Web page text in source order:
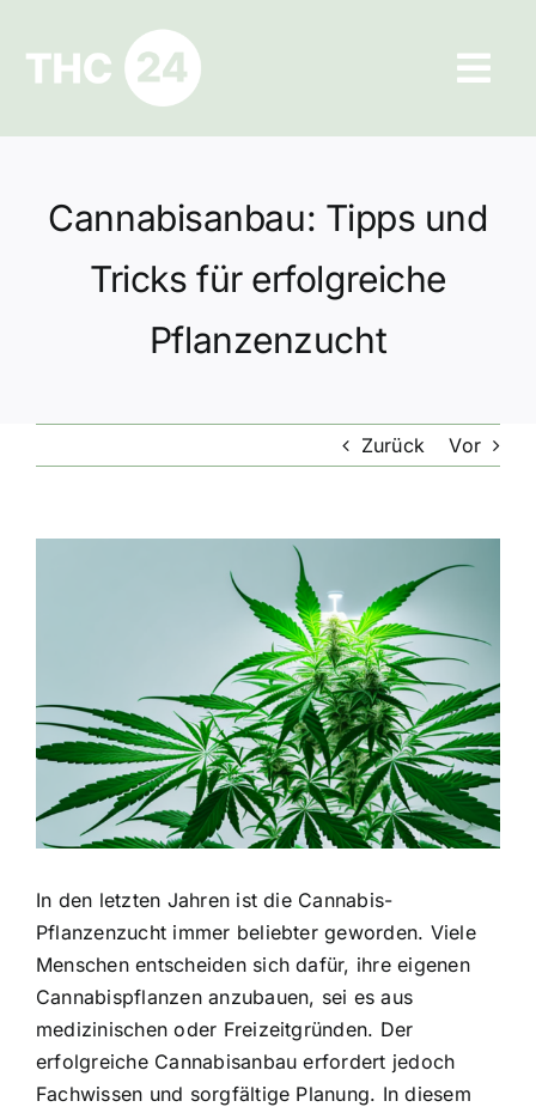
springen
Ratgeber
Hilfe und Kontakt
Datenschutz
Cannabisanbau: Tipps und
Tricks für erfolgreiche
Pflanzenzucht
Zurück Vor
In den letzten Jahren ist die Cannabis-
Pflanzenzucht immer beliebter geworden. Viele
Menschen entscheiden sich dafür, ihre eigenen
Cannabispflanzen anzubauen, sei es aus
medizinischen oder Freizeitgründen. Der
erfolgreiche Cannabisanbau erfordert jedoch
Fachwissen und sorgfältige Planung. In diesem